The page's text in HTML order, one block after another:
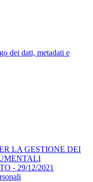
dei dati, metadati e
LA GESTIONE DEI
- 29/12/2021